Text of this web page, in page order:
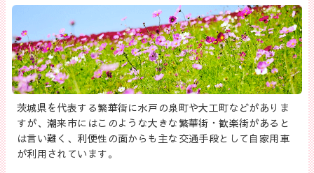
茨城県を代表する繁華街に水戸の泉町や大工町などがありま
すが、潮来市にはこのような大きな繁華街・歓楽街があると
は言い難く、利便性の面からも主な交通手段として自家用車
が利用されています。